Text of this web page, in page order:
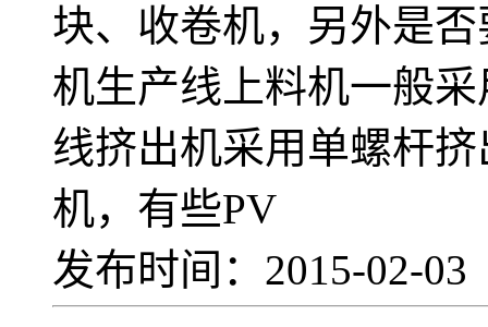
块、收卷机，另外是
机生产线上料机一般
线挤出机采用单螺杆
机，有些PV
发布时间：2015-02-